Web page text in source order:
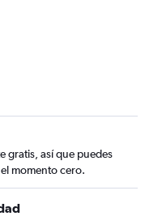
gratis, así que puedes
momento cero.